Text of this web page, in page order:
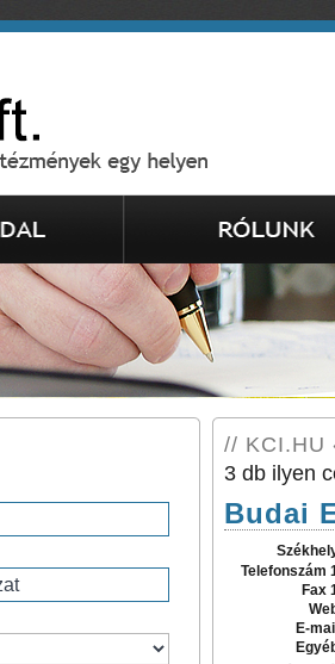
// KCI.HU
3 db ilyen
Budai
Telefonszám
Fax
E-